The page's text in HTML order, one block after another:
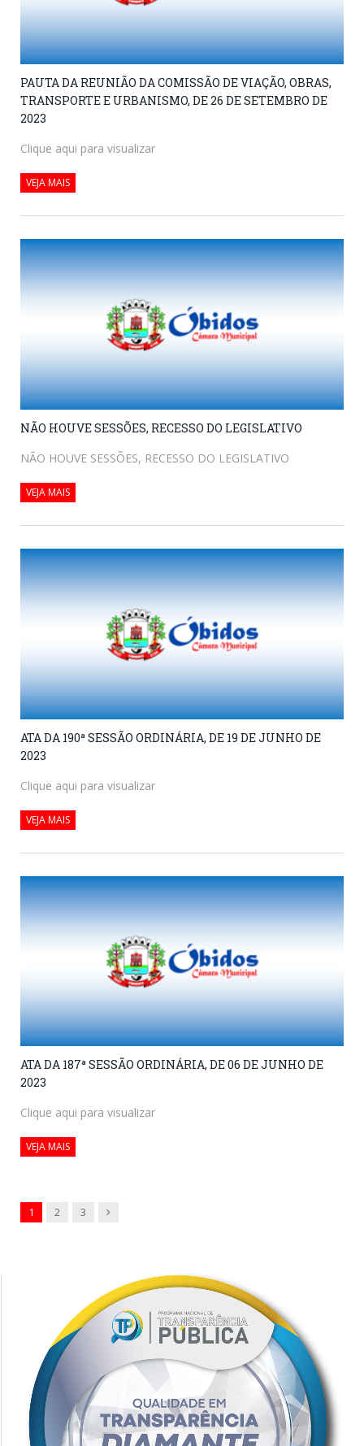
PAUTA DA REUNIÃO DA COMISSÃO DE VIAÇÃO, OBRAS,
TRANSPORTE E URBANISMO, DE 26 DE SETEMBRO DE
2023
Clique aqui para visualizar
VEJA MAIS
NÃO HOUVE SESSÕES, RECESSO DO LEGISLATIVO
NÃO HOUVE SESSÕES, RECESSO DO LEGISLATIVO
VEJA MAIS
ATA DA 190ª SESSÃO ORDINÁRIA, DE 19 DE JUNHO DE
2023
Clique aqui para visualizar
VEJA MAIS
ATA DA 187ª SESSÃO ORDINÁRIA, DE 06 DE JUNHO DE
2023
Clique aqui para visualizar
VEJA MAIS
1 2 3 Next